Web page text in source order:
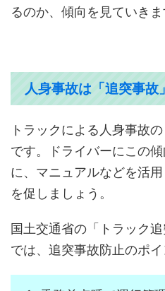
るのか、傾向を見ていきま
人身事故は「追突事故
トラックによる人身事故
です。ドライバーにこの
に、マニュアルなどを活
を促しましょう。
国土交通省の「トラック
では、追突事故防止のポイ